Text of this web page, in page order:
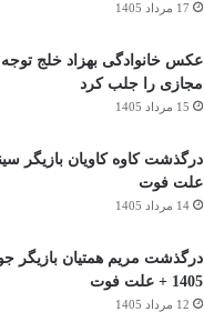
17 مرداد 1405
عکس خانوادگی بهزاد خلج
مجازی را جلب کرد
15 مرداد 1405
درگذشت کاوه کاویان بازیگر
علت فوت
14 مرداد 1405
1405 + علت فوت
12 مرداد 1405